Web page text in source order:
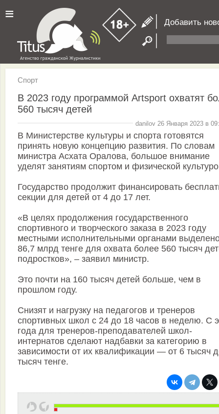
≡ Добавить
Спорт
В 2023 году программой Artsport охватят
560 тысяч детей
danilov 26 Января 2023 в
В Министерстве культуры и спорта готовятся
принять новую концепцию развития. По словам
министра Асхата Оралова, большое внимание
уделят занятиям спортом и физической
Государство продолжит финансировать
секции для детей от 4 до 17 лет.
«В целях продолжения государственного
спортивного и творческого заказа в 2023 году
местными исполнительными органами
86,7 млрд тенге для охвата более 560 тысяч
подростков», – заявил министр.
Это почти на 160 тысяч детей больше, чем в
прошлом году.
Снизят и нагрузку на педагогов и тренеров
спортивных школ с 24 до 18 часов в неделю. С
года для тренеров-преподавателей школ-
интернатов сделают надбавки за категорию в
зависимости от их квалификации — от 6 тысяч
тысяч тенге.